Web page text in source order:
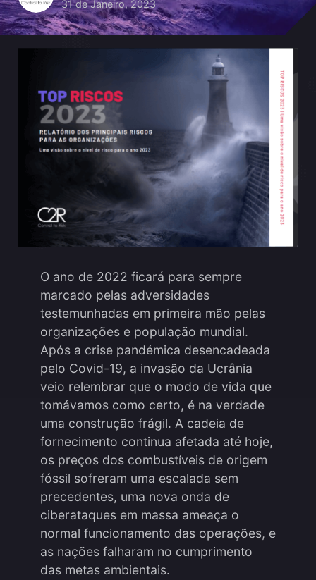
31 de Janeiro, 2023
O ano de 2022 ficará para sempre
marcado pelas adversidades
testemunhadas em primeira mão pelas
organizações e população mundial.
Após a crise pandémica desencadeada
pelo Covid-19, a invasão da Ucrânia
veio relembrar que o modo de vida que
tomávamos como certo, é na verdade
uma construção frágil. A cadeia de
fornecimento continua afetada até hoje,
os preços dos combustíveis de origem
fóssil sofreram uma escalada sem
precedentes, uma nova onda de
ciberataques em massa ameaça o
normal funcionamento das operações, e
as nações falharam no cumprimento
das metas ambientais.